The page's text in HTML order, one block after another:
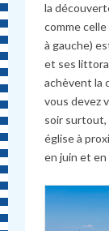
la
comme
à gauche)
et ses
achèvent la
vous devez
soir surtout,
église à
en juin et